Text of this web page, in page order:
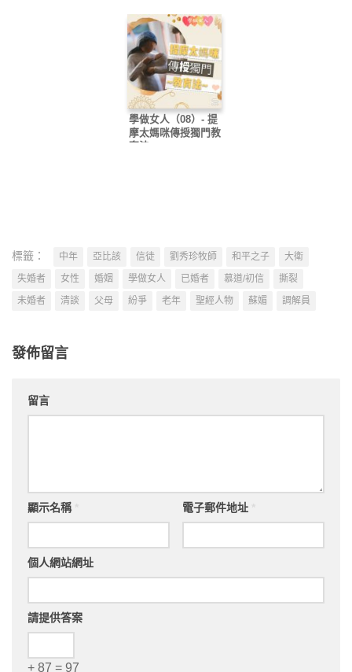
學做女人（08）- 提
摩太媽咪傳授獨門教
育法
標籤： 中年 亞比該 信徒 劉秀珍牧師 和平之子
大衛
失婚者
女性 婚姻 學做女人 已婚者 慕道/初信
撕裂
未婚者
清談 父母 紛爭 老年 聖經人物 蘇媚 調解員
發佈留言
留言
顯示名稱 電子郵件地址
個人網站網址
請提供答案
+ 87 = 97